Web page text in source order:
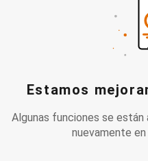
Estamos
Algunas funciones se
nuevamente